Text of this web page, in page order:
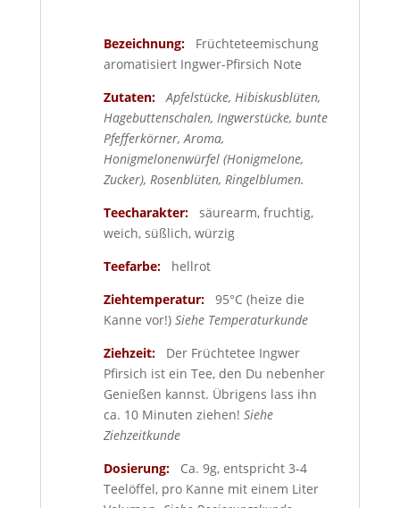
Bezeichnung:
Früchteteemischung
aromatisiert Ingwer-Pfirsich Note
Zutaten:
Apfelstücke, Hibiskusblüten,
Hagebuttenschalen, Ingwerstücke, bunte
Pfefferkörner, Aroma,
Honigmelonenwürfel (Honigmelone,
Zucker), Rosenblüten, Ringelblumen.
Teecharakter:
säurearm, fruchtig,
weich, süßlich, würzig
Teefarbe:
hellrot
Ziehtemperatur:95°C (heize die
Kanne vor!) Siehe Temperaturkunde
Ziehzeit:Der Früchtetee Ingwer
Pfirsich ist ein Tee, den Du nebenher
Genießen kannst. Übrigens lass ihn
ca. 10 Minuten ziehen! Siehe
Ziehzeitkunde
Dosierung:Ca. 9g, entspricht 3-4
Teelöffel, pro Kanne mit einem Liter